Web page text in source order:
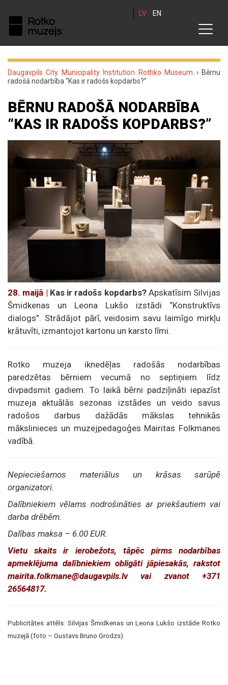
LV EN
Daugavpils City Municipality Institution Rothko Museum › Bērnu
radošā nodarbība “Kas ir radošs kopdarbs?”
BĒRNU RADOŠĀ NODARBĪBA
“KAS IR RADOŠS KOPDARBS?”
28. maijā | Kas ir radošs kopdarbs? Apskatīsim Silvijas
Šmidkenas un Leona Lukšo izstādi “Konstruktīvs
dialogs”. Strādājot pārī, veidosim savu laimīgo mirkļu
krātuvīti, izmantojot kartonu un karsto līmi.
Rotko muzeja iknedēļas radošās nodarbības
paredzētas bērniem vecumā no septiņiem līdz
divpadsmit gadiem. To laikā bērni padziļināti iepazīst
muzeja aktuālās sezonas izstādes un veido savus
radošos darbus dažādās mākslas tehnikās
mākslinieces un muzejpedagoģes Mairitas Folkmanes
vadībā.
Nepieciešamos materiālus un krāsas sarūpē
organizatori.
Dalībniekiem vēlams nodrošināties ar priekšautiem vai
darba drēbēm.
Dalības maksa – 6.00 EUR.
Vietu skaits ir ierobežots, tāpēc pirms nodarbības
apmeklējuma dalībniekiem obligāti jāpiesakās, rakstot
mairita.folkmane@daugavpils.lv vai zvanot +371
26564817.
Publicitātes attēls: Silvijas Šmidkenas un Leona Lukšo izstāde Rotko
muzejā (foto – Gustavs Bruno Grodzs)